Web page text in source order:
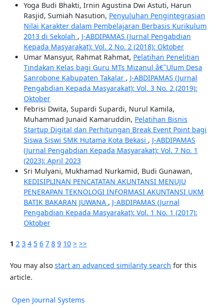
Yoga Budi Bhakti, Irnin Agustina Dwi Astuti, Harun
Rasjid, Sumiah Nasution, Penyuluhan Pengintegrasian
Nilai Karakter dalam Pembelajaran Berbasis Kurikulum
2013 di Sekolah , J-ABDIPAMAS (Jurnal Pengabdian
Kepada Masyarakat): Vol. 2 No. 2 (2018): Oktober
Umar Mansyur, Rahmat Rahmat, Pelatihan Penelitian
Tindakan Kelas bagi Guru MTs Mizanul â€˜Ulum Desa
Sanrobone Kabupaten Takalar , J-ABDIPAMAS (Jurnal
Pengabdian Kepada Masyarakat): Vol. 3 No. 2 (2019):
Oktober
Febrisi Dwita, Supardi Supardi, Nurul Kamila,
Muhammad Junaid Kamaruddin, Pelatihan Bisnis
Startup Digital dan Perhitungan Break Event Point bagi
Siswa Siswi SMK Hutama Kota Bekasi , J-ABDIPAMAS
(Jurnal Pengabdian Kepada Masyarakat): Vol. 7 No. 1
(2023): April 2023
Sri Mulyani, Mukhamad Nurkamid, Budi Gunawan,
KEDISIPLINAN PENCATATAN AKUNTANSI MENUJU
PENERAPAN TEKNOLOGI INFORMASI AKUNTANSI UKM
BATIK BAKARAN JUWANA , J-ABDIPAMAS (Jurnal
Pengabdian Kepada Masyarakat): Vol. 1 No. 1 (2017):
Oktober
1 2 3 4 5 6 7 8 9 10 > >>
You may also start an advanced similarity search for this
article.
Open Journal Systems